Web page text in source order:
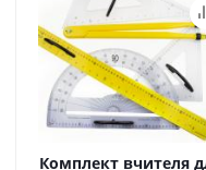
Комплект вчителя